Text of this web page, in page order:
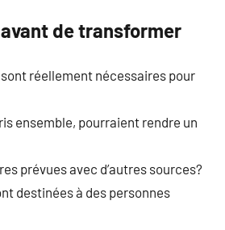
de transformer
réellement nécessaires pour
ensemble, pourraient rendre un
prévues avec d’autres sources?
destinées à des personnes